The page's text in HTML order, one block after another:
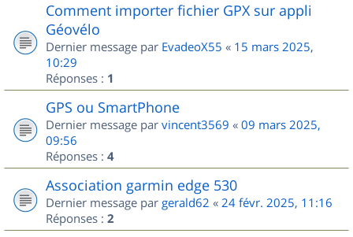
Comment importer fichier GPX sur appli
Géovélo
Dernier message par EvadeoX55 « 15 mars 2025,
10:29
Réponses : 1
GPS ou SmartPhone
Dernier message par vincent3569 « 09 mars 2025,
09:56
Réponses : 4
Association garmin edge 530
Dernier message par gerald62 « 24 févr. 2025, 11:16
Réponses : 2